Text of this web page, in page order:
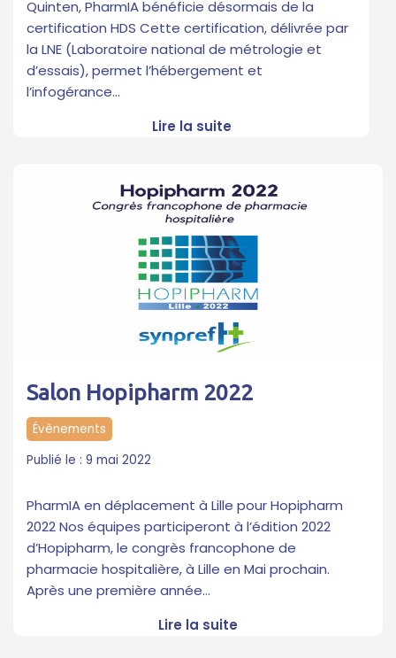
Quinten, PharmIA bénéficie désormais de la
certification HDS Cette certification, délivrée par
la LNE (Laboratoire national de métrologie et
d’essais), permet l’hébergement et
l’infogérance…
Lire la suite
Salon Hopipharm 2022
Évènements
9 mai 2022
PharmIA en déplacement à Lille pour Hopipharm
2022 Nos équipes participeront à l’édition 2022
d’Hopipharm, le congrès francophone de
pharmacie hospitalière, à Lille en Mai prochain.
Après une première année…
Lire la suite